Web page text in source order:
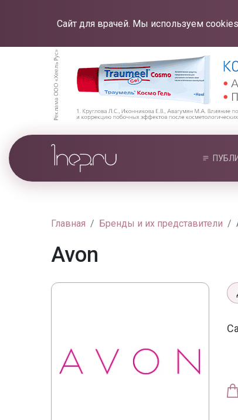
Сайт для врачей. Мы используем
Главная Бренды и их представители
Avon